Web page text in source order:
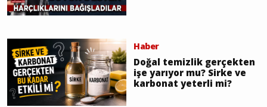
Haber
Doğal temizlik gerçekten
işe yarıyor mu? Sirke ve
karbonat yeterli mi?